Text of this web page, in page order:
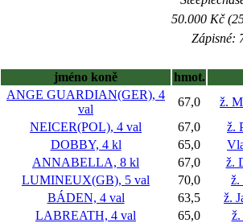
50.000 Kč
Zápisné:
jméno koně
hmot.
ANGE GUARDIAN(GER), 4
val
67,0
ž.
NEICER(POL), 4 val 67,0
ž.
DOBBY, 4 kl 65,0
ANNABELLA, 8 kl 67,0
ž.
LUMINEUX(GB), 5 val 70,0
ž.
BÁDEN, 4 val 63,5
ž.
LABREATH, 4 val 65,0
ž.